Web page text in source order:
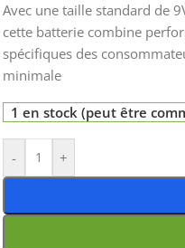
Avec une taille standard de
cette batterie combine
spécifiques des
minimale
1 en stock (peut être
- +